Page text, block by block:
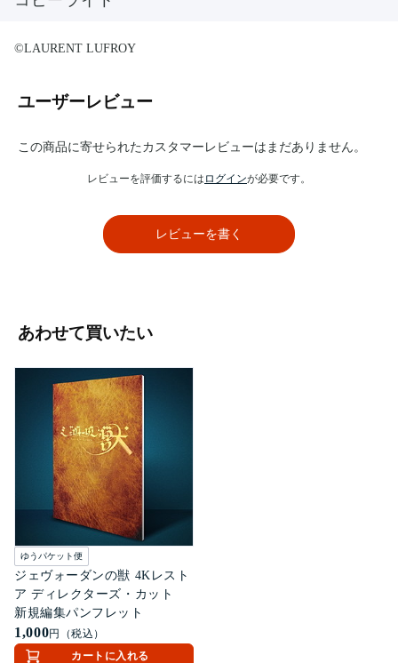
©LAURENT LUFROY
ユーザーレビュー
この商品に寄せられたカスタマーレビューはまだありません。
レビューを評価するには ログインが必要です。
レビューを書く
あわせて買いたい
ゆうパケット便
ジェヴォーダンの獣 4Kレスト
ア ディレクターズ・カット
新規編集パンフレット
1,000円（税込）
カートに入れる